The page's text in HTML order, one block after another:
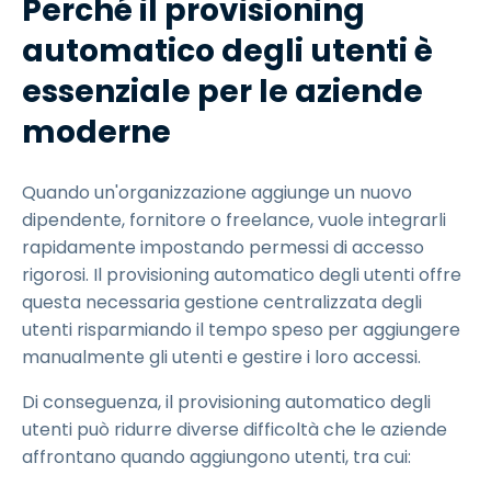
Perché il provisioning
automatico degli utenti è
essenziale per le aziende
moderne
Quando un'organizzazione aggiunge un nuovo
dipendente, fornitore o freelance, vuole integrarli
rapidamente impostando permessi di accesso
rigorosi. Il provisioning automatico degli utenti offre
questa necessaria gestione centralizzata degli
utenti risparmiando il tempo speso per aggiungere
manualmente gli utenti e gestire i loro accessi.
Di conseguenza, il provisioning automatico degli
utenti può ridurre diverse difficoltà che le aziende
affrontano quando aggiungono utenti, tra cui: